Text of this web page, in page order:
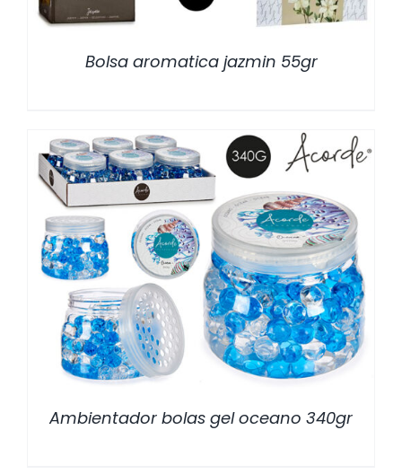
Bolsa aromatica jazmin 55gr
/ DETALLES
Ambientador bolas gel oceano 340gr